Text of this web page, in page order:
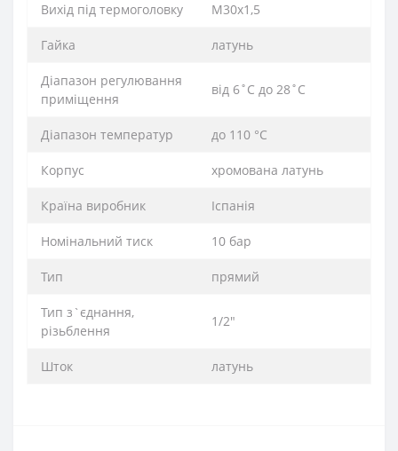
Вихід під термоголовку М30x1,5
Гайка латунь
Діапазон регулювання
приміщення
від 6˚C до 28˚C
Діапазон температур до 110 °C
Корпус хромована латунь
Країна виробник Іспанія
Номінальний тиск 10 бар
Тип прямий
Тип з`єднання,
різьблення
1/2″
Шток латунь